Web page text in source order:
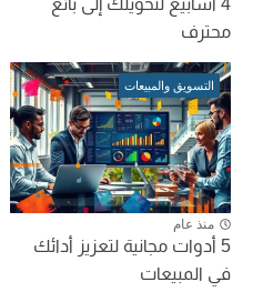
4 أسابيع لتحويلك إلى بائع
محترف
التسويق والمبيعات
منذ عام
5 أدوات مجانية لتعزيز أدائك
في المبيعات